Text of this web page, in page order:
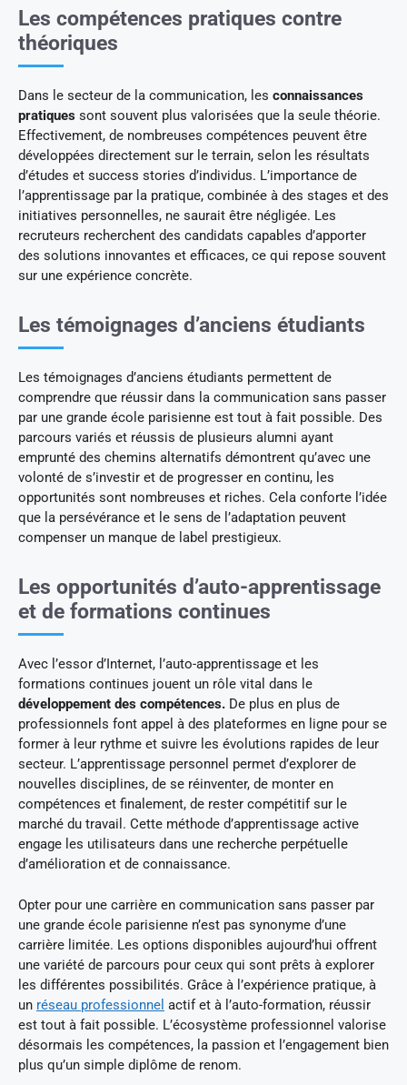
Les compétences pratiques contre
théoriques
Dans le secteur de la communication, les connaissances
pratiques sont souvent plus valorisées que la seule théorie.
Effectivement, de nombreuses compétences peuvent être
développées directement sur le terrain, selon les résultats
d’études et success stories d’individus. L’importance de
l’apprentissage par la pratique, combinée à des stages et des
initiatives personnelles, ne saurait être négligée. Les
recruteurs recherchent des candidats capables d’apporter
des solutions innovantes et efficaces, ce qui repose souvent
sur une expérience concrète.
Les témoignages d’anciens étudiants
Les témoignages d’anciens étudiants permettent de
comprendre que réussir dans la communication sans passer
par une grande école parisienne est tout à fait possible. Des
parcours variés et réussis de plusieurs alumni ayant
emprunté des chemins alternatifs démontrent qu’avec une
volonté de s’investir et de progresser en continu, les
opportunités sont nombreuses et riches. Cela conforte l’idée
que la persévérance et le sens de l’adaptation peuvent
compenser un manque de label prestigieux.
Les opportunités d’auto-apprentissage
et de formations continues
Avec l’essor d’Internet, l’auto-apprentissage et les
formations continues jouent un rôle vital dans le
développement des compétences. De plus en plus de
professionnels font appel à des plateformes en ligne pour se
former à leur rythme et suivre les évolutions rapides de leur
secteur. L’apprentissage personnel permet d’explorer de
nouvelles disciplines, de se réinventer, de monter en
compétences et finalement, de rester compétitif sur le
marché du travail. Cette méthode d’apprentissage active
engage les utilisateurs dans une recherche perpétuelle
d’amélioration et de connaissance.
Opter pour une carrière en communication sans passer par
une grande école parisienne n’est pas synonyme d’une
carrière limitée. Les options disponibles aujourd’hui offrent
une variété de parcours pour ceux qui sont prêts à explorer
les différentes possibilités. Grâce à l’expérience pratique, à
un réseau professionnel actif et à l’auto-formation, réussir
est tout à fait possible. L’écosystème professionnel valorise
désormais les compétences, la passion et l’engagement bien
plus qu’un simple diplôme de renom.